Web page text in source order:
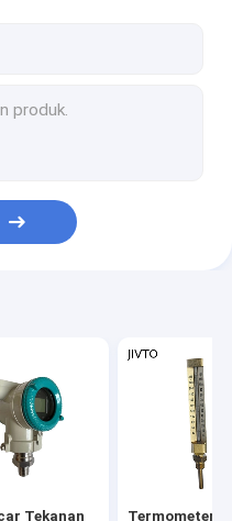
Tekanan Termometer